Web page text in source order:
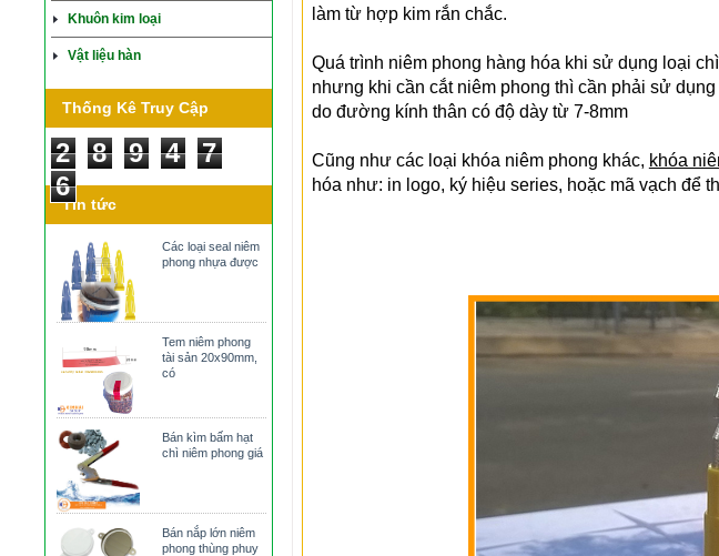
Khuôn kim loại
Vật liệu hàn
Thống Kê Truy Cập
2 8 9 4
7
6
Tin tức
Các loại seal niêm
phong nhựa được
Tem niêm phong
tài sản 20x90mm,
có
Bán kìm bấm hạt
chì niêm phong giá
Bán nắp lớn niêm
phong thùng phuy
làm từ hợp kim rắn chắc.
Quá trình niêm phong hàng hóa khi sử dụng loại
nhưng khi cần cắt niêm phong thì cần phải sử
do đường kính thân có độ dày từ 7-8mm
Cũng như các loại khóa niêm phong khác, khóa
hóa như: in logo, ký hiệu series, hoặc mã vạch để